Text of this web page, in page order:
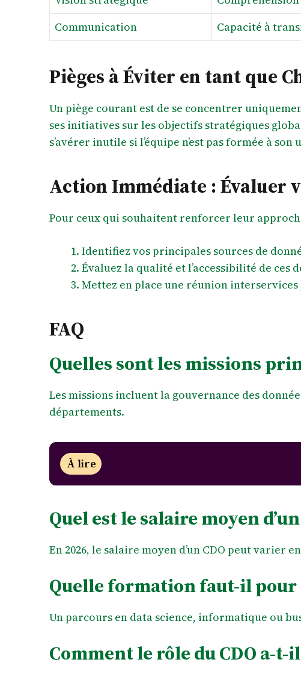
Communication
Capacité à
Pièges à Éviter en tant que
Un piège courant est de se concentrer
ses initiatives sur les objectifs stratégiques
s’avérer inutile si l’équipe n’est pas formée à
Action Immédiate : Évaluer
Pour ceux qui souhaitent renforcer leur
Identifiez vos principales sources de
Évaluez la qualité et l’accessibilité de ces
Mettez en place une réunion
FAQ
Quelles sont les missions
Les missions incluent la gouvernance des
départements.
À lire
Quel est le salaire moyen
En 2026, le salaire moyen d’un CDO peut varier
Quelle formation faut-il pour
Un parcours en data science, informatique ou
Comment le rôle du CDO a-t-